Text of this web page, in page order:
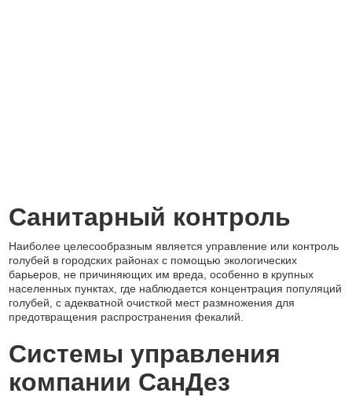
Санитарный контроль
Наиболее целесообразным является управление или контроль
голубей в городских районах с помощью экологических
барьеров, не причиняющих им вреда, особенно в крупных
населенных пунктах, где наблюдается концентрация популяций
голубей, с адекватной очисткой мест размножения для
предотвращения распространения фекалий.
Системы управления
компании СанДез